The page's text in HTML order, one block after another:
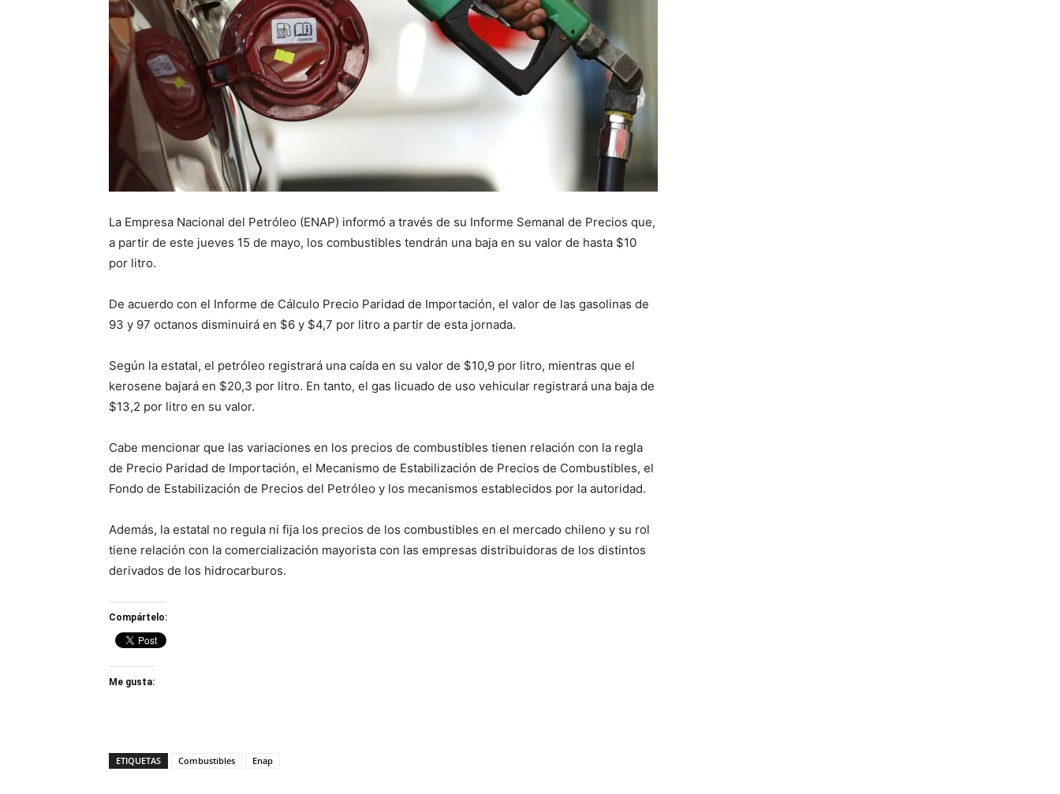
La Empresa Nacional del Petróleo (ENAP) informó a través de su Informe Semanal de Precios que,
a partir de este jueves 15 de mayo, los combustibles tendrán una baja en su valor de hasta $10
por litro.
De acuerdo con el Informe de Cálculo Precio Paridad de Importación, el valor de las gasolinas de
93 y 97 octanos disminuirá en $6 y $4,7 por litro a partir de esta jornada.
Según la estatal, el petróleo registrará una caída en su valor de $10,9 por litro, mientras que el
kerosene bajará en $20,3 por litro. En tanto, el gas licuado de uso vehicular registrará una baja de
$13,2 por litro en su valor.
Cabe mencionar que las variaciones en los precios de combustibles tienen relación con la regla
de Precio Paridad de Importación, el Mecanismo de Estabilización de Precios de Combustibles, el
Fondo de Estabilización de Precios del Petróleo y los mecanismos establecidos por la autoridad.
Además, la estatal no regula ni fija los precios de los combustibles en el mercado chileno y su rol
tiene relación con la comercialización mayorista con las empresas distribuidoras de los distintos
derivados de los hidrocarburos.
Compártelo:
Me gusta:
ETIQUETAS Combustibles Enap